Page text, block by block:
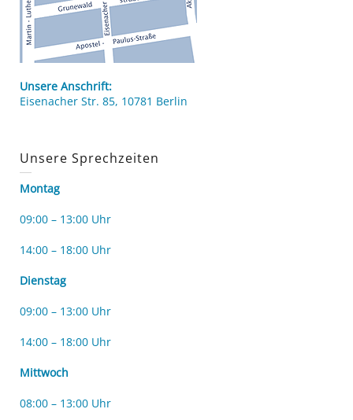
Unsere Anschrift:
Eisenacher Str. 85, 10781 Berlin
Unsere Sprechzeiten
Montag
09:00 – 13:00 Uhr
14:00 – 18:00 Uhr
Dienstag
09:00 – 13:00 Uhr
14:00 – 18:00 Uhr
Mittwoch
08:00 – 13:00 Uhr